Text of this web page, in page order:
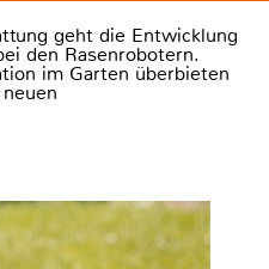
geht die Entwicklung
den Rasenrobotern.
im Garten überbieten